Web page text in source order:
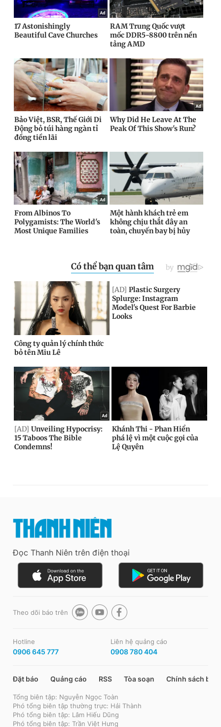
Đọc Thanh Niên trên điện thoại
Theo dõi báo trên
Hotline
0906 645 777
Liên hệ quảng cáo
0908 780 404
Đặt báo Quảng cáo RSS Tòa soạn Chính sách bảo
Tổng biên tập: Nguyễn Ngọc Toàn
Phó tổng biên tập thường trực: Hải Thành
Phó tổng biên tập: Lâm Hiếu Dũng
Phó tổng biên tập: Trần Việt Hưng